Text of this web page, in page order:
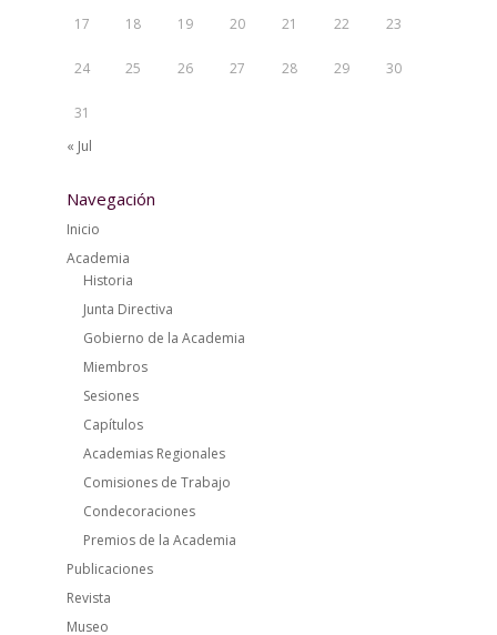
17 18 19 20 21 22 23
24 25 26 27 28 29 30
31
« Jul
Navegación
Inicio
Academia
Historia
Junta Directiva
Gobierno de la Academia
Miembros
Sesiones
Capítulos
Academias Regionales
Comisiones de Trabajo
Condecoraciones
Premios de la Academia
Publicaciones
Revista
Museo